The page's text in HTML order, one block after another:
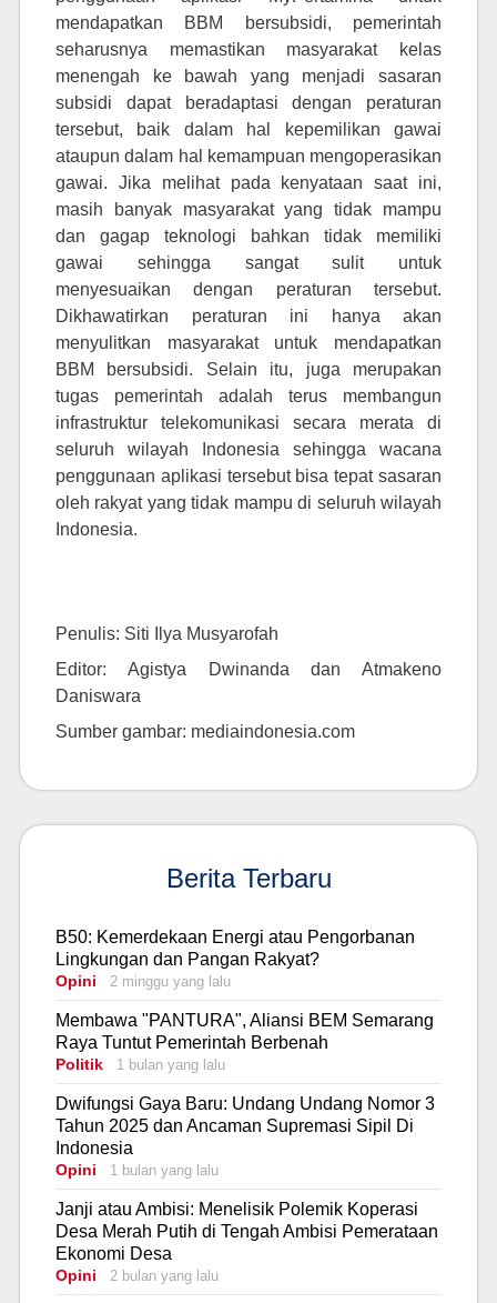
mendapatkan BBM bersubsidi, pemerintah
seharusnya memastikan masyarakat kelas
menengah ke bawah yang menjadi sasaran
subsidi dapat beradaptasi dengan peraturan
tersebut, baik dalam hal kepemilikan gawai
ataupun dalam hal kemampuan mengoperasikan
gawai. Jika melihat pada kenyataan saat ini,
masih banyak masyarakat yang tidak mampu
dan gagap teknologi bahkan tidak memiliki
gawai sehingga sangat sulit untuk
menyesuaikan dengan peraturan tersebut.
Dikhawatirkan peraturan ini hanya akan
menyulitkan masyarakat untuk mendapatkan
BBM bersubsidi. Selain itu, juga merupakan
tugas pemerintah adalah terus membangun
infrastruktur telekomunikasi secara merata di
seluruh wilayah Indonesia sehingga wacana
penggunaan aplikasi tersebut bisa tepat sasaran
oleh rakyat yang tidak mampu di seluruh wilayah
Indonesia.
Penulis: Siti Ilya Musyarofah
Editor: Agistya Dwinanda dan Atmakeno
Daniswara
Sumber gambar: mediaindonesia.com
Berita Terbaru
B50: Kemerdekaan Energi atau Pengorbanan
Lingkungan dan Pangan Rakyat?
Opini 2 minggu yang lalu
Membawa "PANTURA", Aliansi BEM Semarang
Raya Tuntut Pemerintah Berbenah
Politik 1 bulan yang lalu
Dwifungsi Gaya Baru: Undang Undang Nomor 3
Tahun 2025 dan Ancaman Supremasi Sipil Di
Indonesia
Opini 1 bulan yang lalu
Janji atau Ambisi: Menelisik Polemik Koperasi
Desa Merah Putih di Tengah Ambisi Pemerataan
Ekonomi Desa
Opini 2 bulan yang lalu